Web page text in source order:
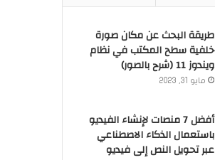
طريقة البحث عن مكان صورة
خلفية سطح المكتب في نظام
ويندوز 11 (شرح بالصور)
مايو 31, 2023
أفضل 7 منصات لإنشاء الفيديو
باستعمال الذكاء الاصطناعي
عبر تحويل النص إلى فيديو